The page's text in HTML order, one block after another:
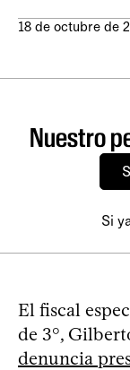
18 de octubre de
Nuestro
Si
El fiscal
de 3°,
denuncia